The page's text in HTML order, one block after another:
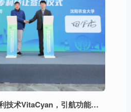
蓝美股份千万收购专利技术VitaCyan，引航功能添加领域新突破